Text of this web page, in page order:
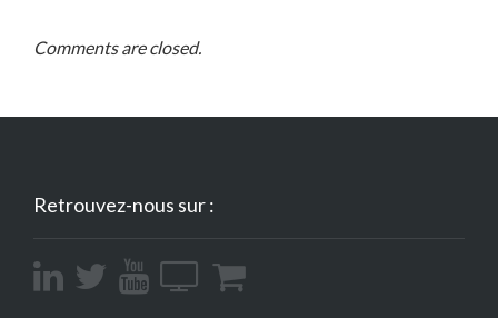
Comments are closed.
Retrouvez-nous sur :